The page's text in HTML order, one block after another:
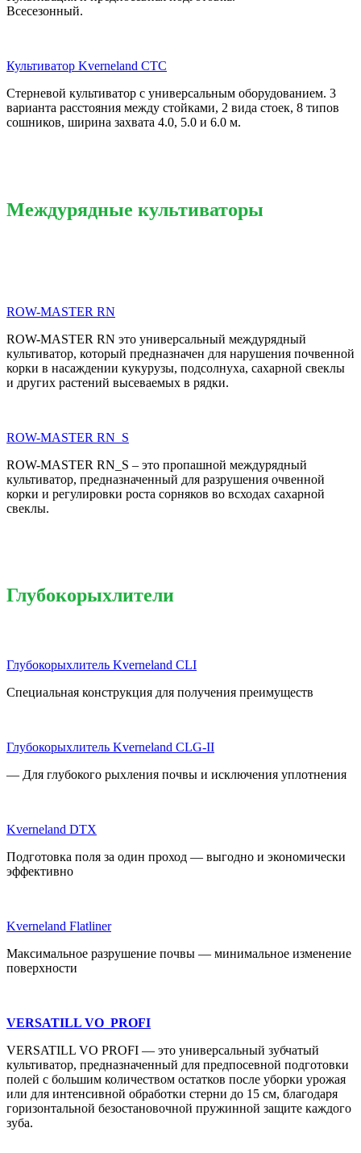
Всесезонный.
Культиватор Kverneland CTC
Стерневой культиватор с универсальным оборудованием. 3
варианта расстояния между стойками, 2 вида стоек, 8 типов
сошников, ширина захвата 4.0, 5.0 и 6.0 м.
Междурядные культиваторы
ROW-MASTER RN
ROW-MASTER RN это универсальный междурядный
культиватор, который предназначен для нарушения почвенной
корки в насаждении кукурузы, подсолнуха, сахарной свеклы
и других растений высеваемых в рядки.
ROW-MASTER RN_S
ROW-MASTER RN_S – это пропашной междурядный
культиватор, предназначенный для разрушения очвенной
корки и регулировки роста сорняков во всходах сахарной
свеклы.
Глубокорыхлители
Глубокорыхлитель Kverneland CLI
Специальная конструкция для получения преимуществ
Глубокорыхлитель Kverneland CLG-II
— Для глубокого рыхления почвы и исключения уплотнения
Kverneland DTX
Подготовка поля за один проход — выгодно и экономически
эффективно
Kverneland Flatliner
Максимальное разрушение почвы — минимальное изменение
поверхности
VERSATILL VO_PROFI
VERSATILL VO PROFI — это универсальный зубчатый
культиватор, предназначенный для предпосевной подготовки
полей с большим количеством остатков после уборки урожая
или для интенсивной обработки стерни до 15 см, благодаря
горизонтальной безостановочной пружинной защите каждого
зуба.